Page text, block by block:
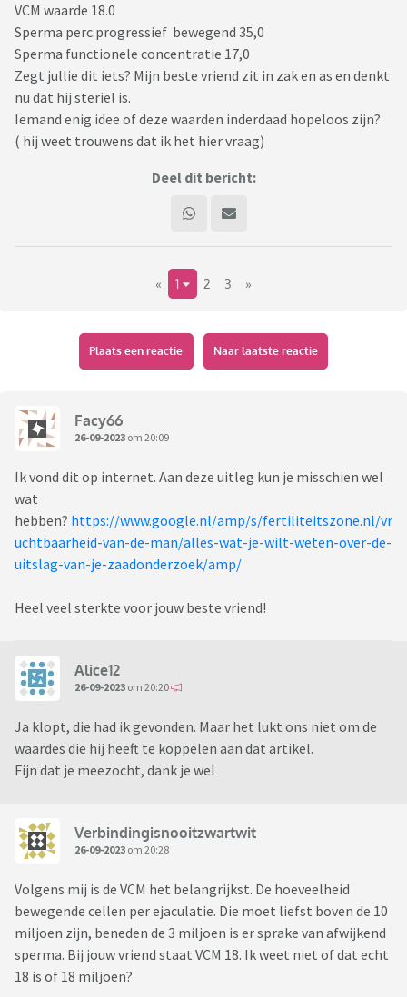
VCM waarde 18.0
Sperma perc.progressief bewegend 35,0
Sperma functionele concentratie 17,0
Zegt jullie dit iets? Mijn beste vriend zit in zak en as en denkt
nu dat hij steriel is.
Iemand enig idee of deze waarden inderdaad hopeloos zijn?
( hij weet trouwens dat ik het hier vraag)
Deel dit bericht:
« 1 2 3 »
Plaats een reactie Naar laatste reactie
Facy66
26-09-2023 om 20:09
Ik vond dit op internet. Aan deze uitleg kun je misschien wel
wat
hebben? https://www.google.nl/amp/s/fertiliteitszone.nl/vr
uchtbaarheid-van-de-man/alles-wat-je-wilt-weten-over-de-
uitslag-van-je-zaadonderzoek/amp/
Heel veel sterkte voor jouw beste vriend!
Alice12
26-09-2023 om 20:20
Ja klopt, die had ik gevonden. Maar het lukt ons niet om de
waardes die hij heeft te koppelen aan dat artikel.
Fijn dat je meezocht, dank je wel
Verbindingisnooitzwartwit
26-09-2023 om 20:28
Volgens mij is de VCM het belangrijkst. De hoeveelheid
bewegende cellen per ejaculatie. Die moet liefst boven de 10
miljoen zijn, beneden de 3 miljoen is er sprake van afwijkend
sperma. Bij jouw vriend staat VCM 18. Ik weet niet of dat echt
18 is of 18 miljoen?